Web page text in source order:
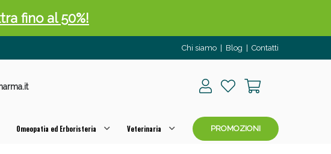
Chi siamo Blog Contatti
Omeopatia ed Erboristeria Veterinaria PROMOZIONI
fino al 50%!